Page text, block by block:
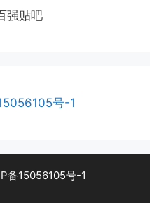
强贴吧
号-1
备15056105号-1